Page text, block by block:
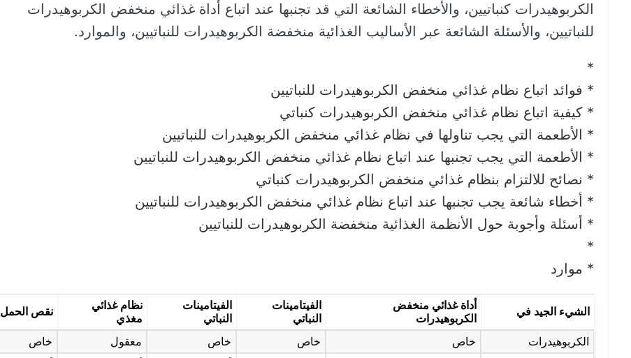
الكربوهيدرات كنباتيين، والأخطاء الشائعة التي قد تجنبها عند اتباع أداة غذائي منخفض الكربوهيدرات
للنباتيين، والأسئلة الشائعة عبر الأساليب الغذائية منخفضة الكربوهيدرات للنباتيين، والموارد.
*
* فوائد اتباع نظام غذائي منخفض الكربوهيدرات للنباتيين
* كيفية اتباع نظام غذائي منخفض الكربوهيدرات كنباتي
* الأطعمة التي يجب تناولها في نظام غذائي منخفض الكربوهيدرات للنباتيين
* الأطعمة التي يجب تجنبها عند اتباع نظام غذائي منخفض الكربوهيدرات للنباتيين
* نصائح للالتزام بنظام غذائي منخفض الكربوهيدرات كنباتي
* أخطاء شائعة يجب تجنبها عند اتباع نظام غذائي منخفض الكربوهيدرات للنباتيين
* أسئلة وأجوبة حول الأنظمة الغذائية منخفضة الكربوهيدرات للنباتيين
*
* موارد
الشيء الجيد في
أداة غذائي منخفض
الكربوهيدرات
الفيتامينات
النباتي
الفيتامينات
النباتي
نظام غذائي
مغذي
نقص الحمل
الكربوهيدرات خاص خاص خاص معقول
خاص